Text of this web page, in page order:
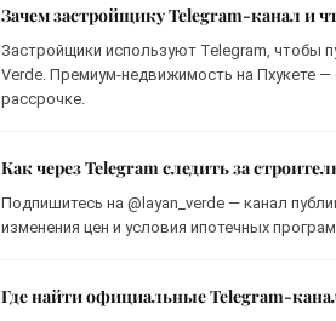
Зачем застройщику Telegram-канал и
Застройщики используют Telegram, чтобы
Verde. Премиум-недвижимость на Пхукете
рассрочке.
Как через Telegram следить за
Подпишитесь на @layan_verde — канал
изменения цен и условия ипотечных
Где найти официальные Telegram-